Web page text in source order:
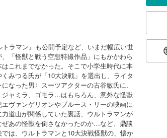
ラマン』も公開予定など、いまだ幅広い世
「怪獣と戦う空想特撮作品」にもかかわら
これまでなかった。そこで小学生時代に本
みつる氏が「10大決戦」を選出し、ライタ
なった男〉スーツアクターの古谷敏氏に、
ャミラ、ゴモラ…はもちろん、意外な怪獣
ヴァンゲリオンやブルース・リーの映画に
道山が関係していた裏話、ウルトラマンが
あの怪獣を倒さなかったのか…など、鼎談
は、ウルトラマンと10大決戦怪獣の、懐か